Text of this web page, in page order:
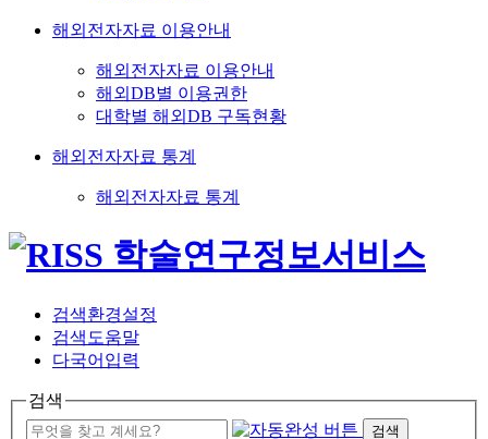
해외전자자료 이용안내
해외전자자료 이용안내
해외DB별 이용권한
대학별 해외DB 구독현황
해외전자자료 통계
해외전자자료 통계
검색환경설정
검색도움말
다국어입력
검색
검색